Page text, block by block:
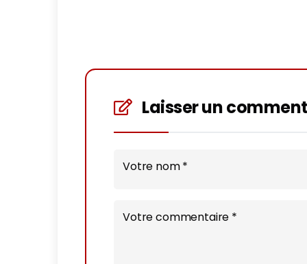
Laisser un
Votre nom *
Votre commentaire *